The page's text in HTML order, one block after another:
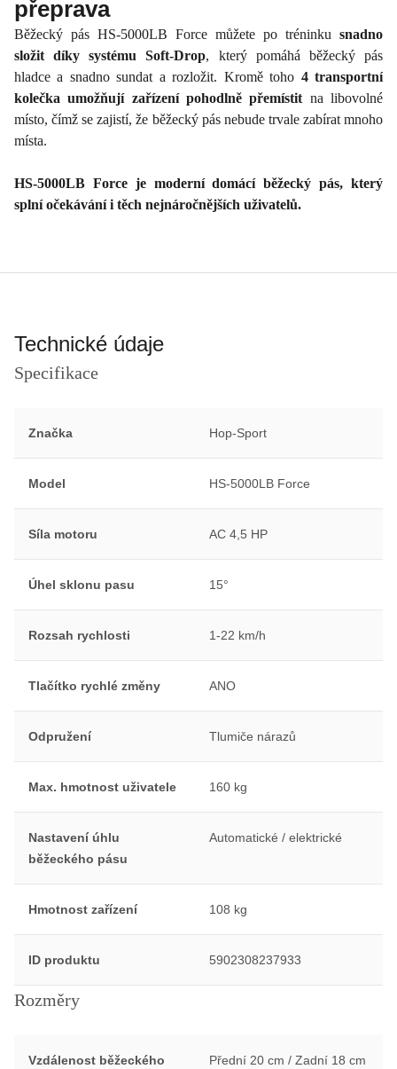
přeprava
Běžecký pás HS-5000LB Force můžete po tréninku snadno
složit díky systému Soft-Drop, který pomáhá běžecký pás
hladce a snadno sundat a rozložit. Kromě toho 4 transportní
kolečka umožňují zařízení pohodlně přemístit na libovolné
místo, čímž se zajistí, že běžecký pás nebude trvale zabírat mnoho
místa.
HS-5000LB Force je moderní domácí běžecký pás, který
splní očekávání i těch nejnáročnějších uživatelů.
Technické údaje
Specifikace
Značka Hop-Sport
Model HS-5000LB Force
Síla motoru AC 4,5 HP
Úhel sklonu pasu 15°
Rozsah rychlosti 1-22 km/h
Tlačítko rychlé změny ANO
Odpružení Tlumiče nárazů
Max. hmotnost uživatele 160 kg
Nastavení úhlu
běžeckého pásu
Automatické / elektrické
Hmotnost zařízení 108 kg
ID produktu 5902308237933
Rozměry
Vzdálenost běžeckého
Přední 20 cm / Zadní 18 cm